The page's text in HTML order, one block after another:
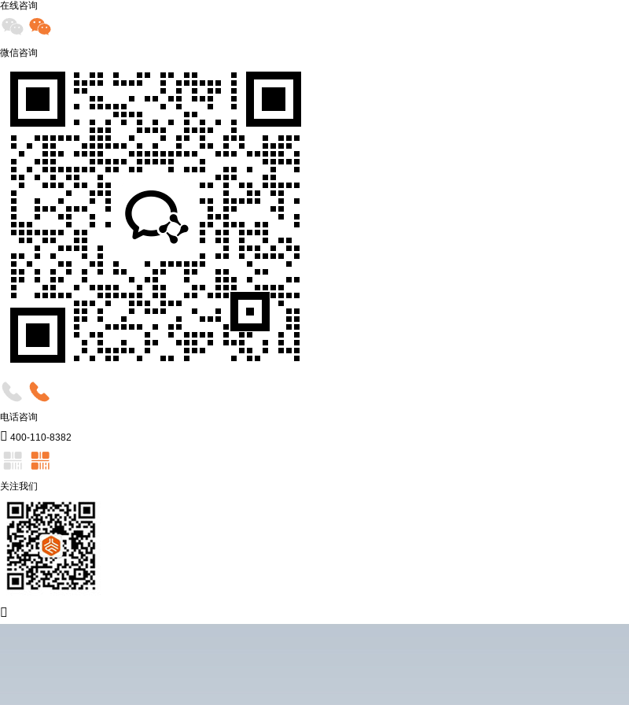
在线咨询
微信咨询
电话咨询
 400-110-8382
关注我们
